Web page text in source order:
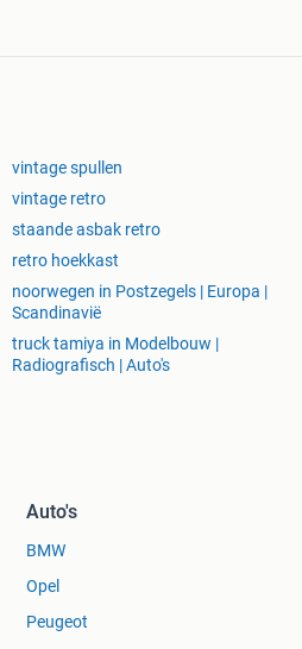
vintage spullen
vintage retro
staande asbak retro
retro hoekkast
noorwegen in Postzegels | Europa |
Scandinavië
truck tamiya in Modelbouw |
Radiografisch | Auto's
Auto's
BMW
Opel
Peugeot